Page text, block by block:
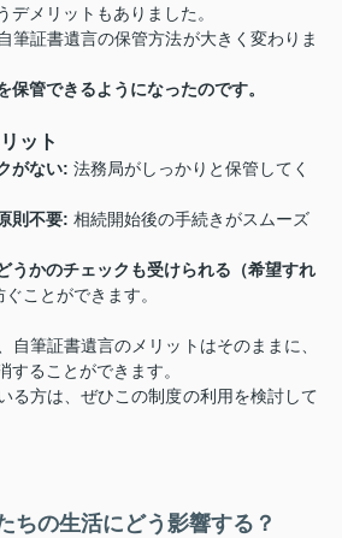
デメリットもありました。
筆証書遺言の保管方法が大きく変わりま
保管できるようになったのです。
ット
がない: 法務局がしっかりと保管してく
則不要: 相続開始後の手続きがスムーズ
うかのチェックも受けられる（希望すれ
ことができます。
自筆証書遺言のメリットはそのままに、
することができます。
る方は、ぜひこの制度の利用を検討して
ちの生活にどう影響する？